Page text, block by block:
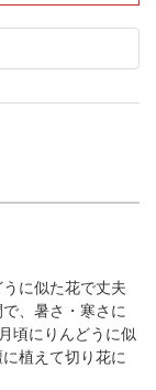
に似た花で丈夫
、暑さ・寒さに
頃にりんどうに似
植えて切り花に